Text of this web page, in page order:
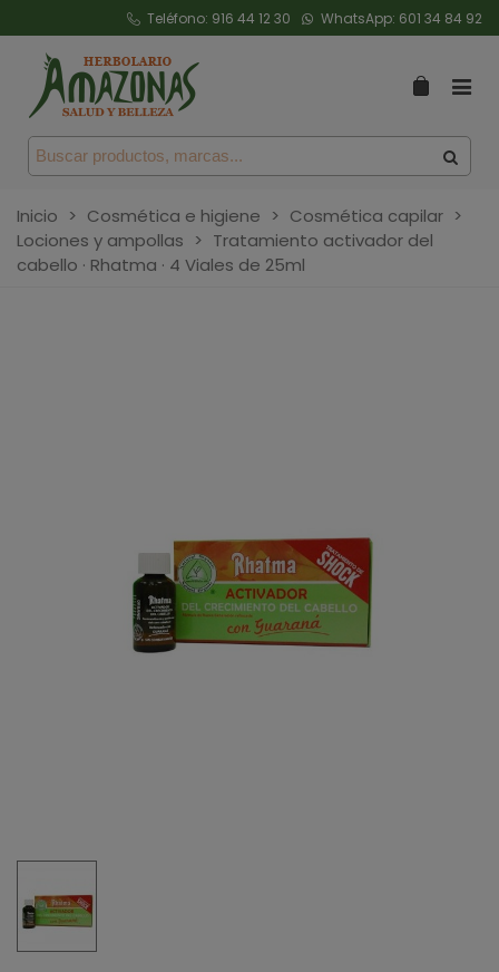
Teléfono: 916 44 12 30 WhatsApp: 601 34 84 92
Inicio > Cosmética e higiene > Cosmética capilar >
Lociones y ampollas > Tratamiento activador del
cabello · Rhatma · 4 Viales de 25ml